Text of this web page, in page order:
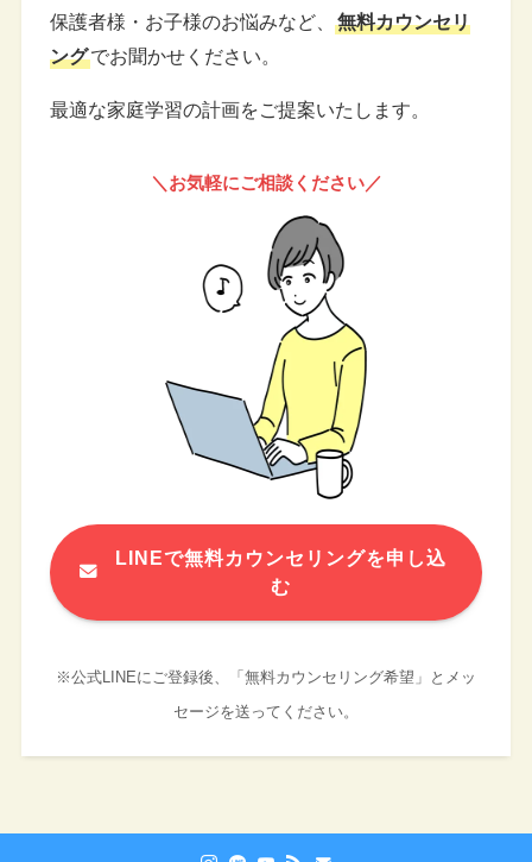
保護者様・お子様のお悩みなど、無料カウンセリ
ングでお聞かせください。
最適な家庭学習の計画をご提案いたします。
＼お気軽にご相談ください／
LINEで無料カウンセリングを申し込
む
※公式LINEにご登録後、「無料カウンセリング希望」とメッ
セージを送ってください。